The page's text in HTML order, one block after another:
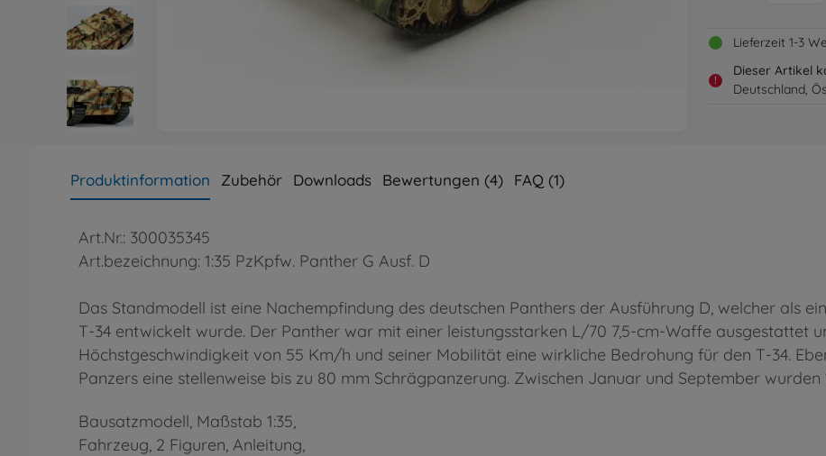
Lieferzeit 1-3
!
Dieser Artikel
Deutschland,
Produktinformation Zubehör Downloads Bewertungen (4) FAQ (1)
Art.Nr.: 300035345
Art.bezeichnung: 1:35 PzKpfw. Panther G Ausf. D
Das Standmodell ist eine Nachempfindung des deutschen Panthers der Ausführung D, welcher als
T-34 entwickelt wurde. Der Panther war mit einer leistungsstarken L/70 7,5-cm-Waffe ausgestattet
Höchstgeschwindigkeit von 55 Km/h und seiner Mobilität eine wirkliche Bedrohung für den T-34.
Panzers eine stellenweise bis zu 80 mm Schrägpanzerung. Zwischen Januar und September wurden
Bausatzmodell, Maßstab 1:35,
Fahrzeug, 2 Figuren, Anleitung,